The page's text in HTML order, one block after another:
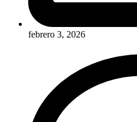
febrero 3, 2026